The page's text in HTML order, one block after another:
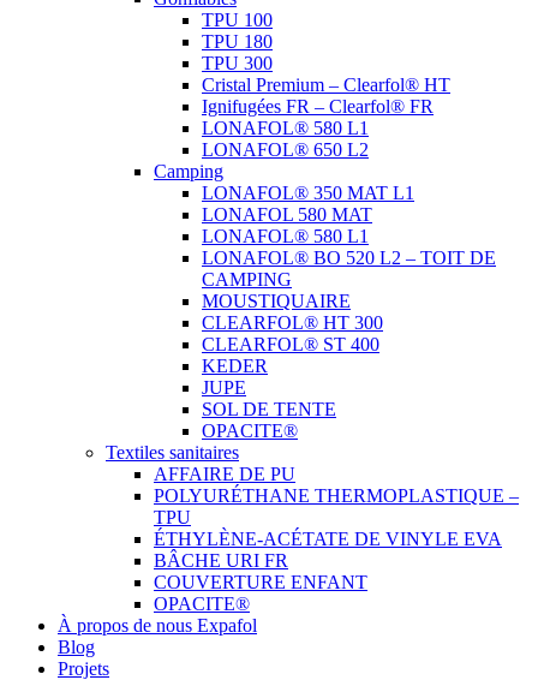
TPU 100
TPU 180
TPU 300
Cristal Premium – Clearfol® HT
Ignifugées FR – Clearfol® FR
LONAFOL® 580 L1
LONAFOL® 650 L2
Camping
LONAFOL® 350 MAT L1
LONAFOL 580 MAT
LONAFOL® 580 L1
LONAFOL® BO 520 L2 – TOIT DE
CAMPING
MOUSTIQUAIRE
CLEARFOL® HT 300
CLEARFOL® ST 400
KEDER
JUPE
SOL DE TENTE
OPACITE®
Textiles sanitaires
AFFAIRE DE PU
POLYURÉTHANE THERMOPLASTIQUE –
TPU
ÉTHYLÈNE-ACÉTATE DE VINYLE EVA
BÂCHE URI FR
COUVERTURE ENFANT
OPACITE®
À propos de nous Expafol
Blog
Projets